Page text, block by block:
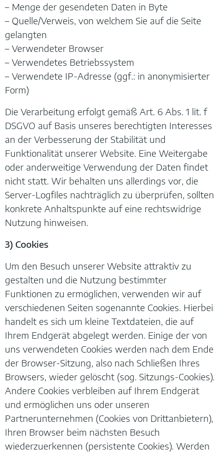
– Menge der gesendeten Daten in Byte
– Quelle/Verweis, von welchem Sie auf die Seite
gelangten
– Verwendeter Browser
– Verwendetes Betriebssystem
– Verwendete IP-Adresse (ggf.: in anonymisierter
Form)
Die Verarbeitung erfolgt gemäß Art. 6 Abs. 1 lit. f
DSGVO auf Basis unseres berechtigten Interesses
an der Verbesserung der Stabilität und
Funktionalität unserer Website. Eine Weitergabe
oder anderweitige Verwendung der Daten findet
nicht statt. Wir behalten uns allerdings vor, die
Server-Logfiles nachträglich zu überprüfen, sollten
konkrete Anhaltspunkte auf eine rechtswidrige
Nutzung hinweisen.
3) Cookies
Um den Besuch unserer Website attraktiv zu
gestalten und die Nutzung bestimmter
Funktionen zu ermöglichen, verwenden wir auf
verschiedenen Seiten sogenannte Cookies. Hierbei
handelt es sich um kleine Textdateien, die auf
Ihrem Endgerät abgelegt werden. Einige der von
uns verwendeten Cookies werden nach dem Ende
der Browser-Sitzung, also nach Schließen Ihres
Browsers, wieder gelöscht (sog. Sitzungs-Cookies).
Andere Cookies verbleiben auf Ihrem Endgerät
und ermöglichen uns oder unseren
Partnerunternehmen (Cookies von Drittanbietern),
Ihren Browser beim nächsten Besuch
wiederzuerkennen (persistente Cookies). Werden